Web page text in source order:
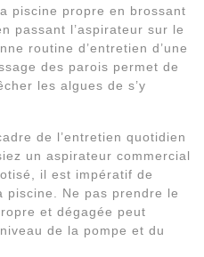
piscine propre en brossant
passant l’aspirateur sur le
routine d’entretien d’une
des parois permet de
les algues de s’y
de l’entretien quotidien
un aspirateur commercial
il est impératif de
Ne pas prendre le
et dégagée peut
de la pompe et du